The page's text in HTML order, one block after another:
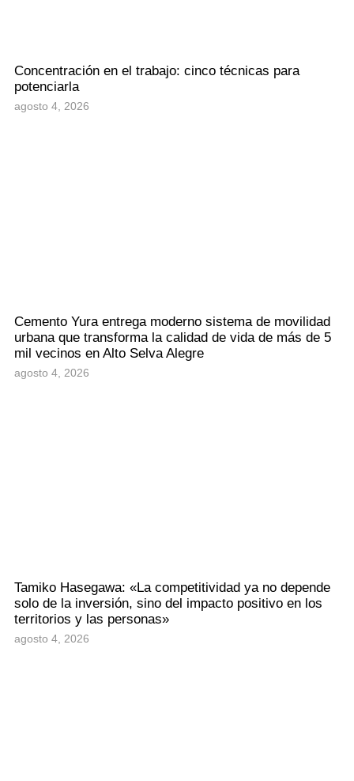
Concentración en el trabajo: cinco técnicas para
potenciarla
agosto 4, 2026
Cemento Yura entrega moderno sistema de movilidad
urbana que transforma la calidad de vida de más de 5
mil vecinos en Alto Selva Alegre
agosto 4, 2026
Tamiko Hasegawa: «La competitividad ya no depende
solo de la inversión, sino del impacto positivo en los
territorios y las personas»
agosto 4, 2026